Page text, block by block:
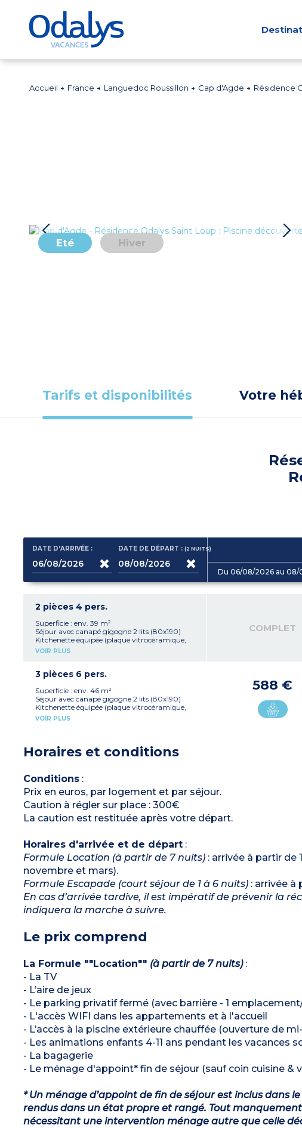
Accueil France Languedoc Roussillon Cap d'Agde Résidence
Eté Hiver
Tarifs et disponibilités Votre
DATE D'ARRIVÉE : DATE DE DÉPART :(2NUITS)
Du 06/08/2026 au 08/
2 pièces 4 pers.
Superficie : env. 39 m²
Séjour avec canapé gigogne 2 lits (80x190)
Kitchenette équipée (plaque vitrocéramique,
micro-ondes, lave-vaisselle, frigo)
Balcon ou terrasse
VOIR PLUS
COMPLET
3 pièces 6 pers.
Superficie : env. 46 m²
Séjour avec canapé gigogne 2 lits (80x190)
Kitchenette équipée (plaque vitrocéramique,
micro-ondes, lave-vaisselle, frigo/congélateur)
VOIR PLUS
588 €
Horaires et conditions
Conditions:
Prix en euros, par logement et par séjour.
Caution à régler sur place : 300€
La caution est restituée après votre départ.
Horaires d'arrivée et de départ:
Formule Location (à partir de 7 nuits): arrivée à partir de
novembre et mars).
Formule Escapade (court séjour de 1 à 6 nuits): arrivée à
En cas d’arrivée tardive, il est impératif de prévenir la
indiquera la marche à suivre.
Le prix comprend
La Formule ""Location"" (à partir de 7 nuits):
- La TV
- L’aire de jeux
- Le parking privatif fermé (avec barrière - 1
- L'accès WIFI dans les appartements et à l'accueil
- L’accès à la piscine extérieure chauffée (ouverture de
- Les animations enfants 4-11 ans pendant les vacances
- La bagagerie
- Le ménage d'appoint* fin de séjour (sauf coin cuisine &
* Un ménage d’appoint de fin de séjour est inclus dans
rendus dans un état propre et rangé. Tout
nécessitant une intervention ménage autre que celle